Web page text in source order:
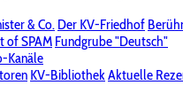
& Co. Der KV-Friedhof
of SPAM Fundgrube "Deutsch"
Kanäle
KV-BibliothekAktuelle